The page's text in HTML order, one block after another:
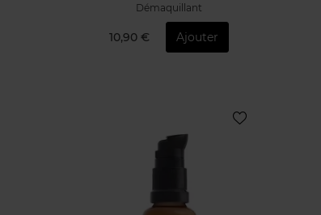
Démaquillant
10,90 € Ajouter